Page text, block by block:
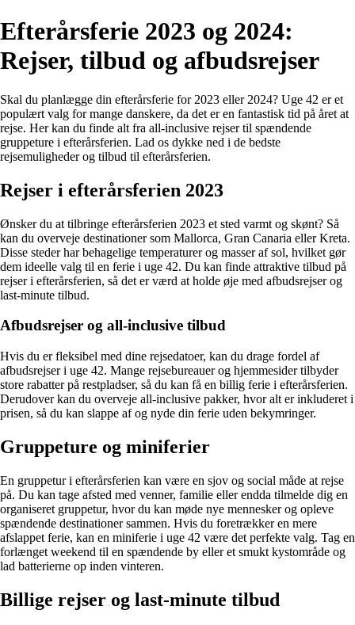
Efterårsferie 2023 og 2024:
Rejser, tilbud og afbudsrejser
Skal du planlægge din efterårsferie for 2023 eller 2024? Uge 42 er et
populært valg for mange danskere, da det er en fantastisk tid på året at
rejse. Her kan du finde alt fra all-inclusive rejser til spændende
gruppeture i efterårsferien. Lad os dykke ned i de bedste
rejsemuligheder og tilbud til efterårsferien.
Rejser i efterårsferien 2023
Ønsker du at tilbringe efterårsferien 2023 et sted varmt og skønt? Så
kan du overveje destinationer som Mallorca, Gran Canaria eller Kreta.
Disse steder har behagelige temperaturer og masser af sol, hvilket gør
dem ideelle valg til en ferie i uge 42. Du kan finde attraktive tilbud på
rejser i efterårsferien, så det er værd at holde øje med afbudsrejser og
last-minute tilbud.
Afbudsrejser og all-inclusive tilbud
Hvis du er fleksibel med dine rejsedatoer, kan du drage fordel af
afbudsrejser i uge 42. Mange rejsebureauer og hjemmesider tilbyder
store rabatter på restpladser, så du kan få en billig ferie i efterårsferien.
Derudover kan du overveje all-inclusive pakker, hvor alt er inkluderet i
prisen, så du kan slappe af og nyde din ferie uden bekymringer.
Gruppeture og miniferier
En gruppetur i efterårsferien kan være en sjov og social måde at rejse
på. Du kan tage afsted med venner, familie eller endda tilmelde dig en
organiseret gruppetur, hvor du kan møde nye mennesker og opleve
spændende destinationer sammen. Hvis du foretrækker en mere
afslappet ferie, kan en miniferie i uge 42 være det perfekte valg. Tag en
forlænget weekend til en spændende by eller et smukt kystområde og
lad batterierne op inden vinteren.
Billige rejser og last-minute tilbud